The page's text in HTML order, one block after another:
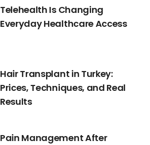
Telehealth Is Changing
Everyday Healthcare Access
Hair Transplant in Turkey:
Prices, Techniques, and Real
Results
Pain Management After